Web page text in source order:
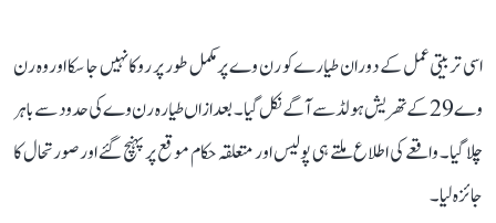
اسی تربیتی عمل کے دوران طیارے کو رن وے پر مکمل طور پر روکا نہیں جا سکا اور وہ رن
وے 29 کے تھریش ہولڈ سے آگے نکل گیا۔ بعد ازاں طیارہ رن وے کی حدود سے باہر
چلا گیا۔ واقعے کی اطلاع ملتے ہی پولیس اور متعلقہ حکام موقع پر پہنچ گئے اور صورتحال کا
جائزہ لیا۔